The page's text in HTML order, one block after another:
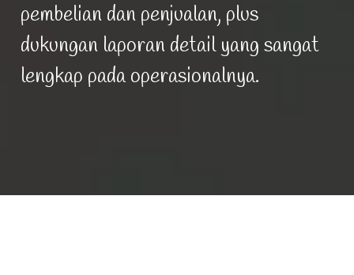
pembelian dan penjualan, plus
dukungan laporan detail yang sangat
lengkap pada operasionalnya.